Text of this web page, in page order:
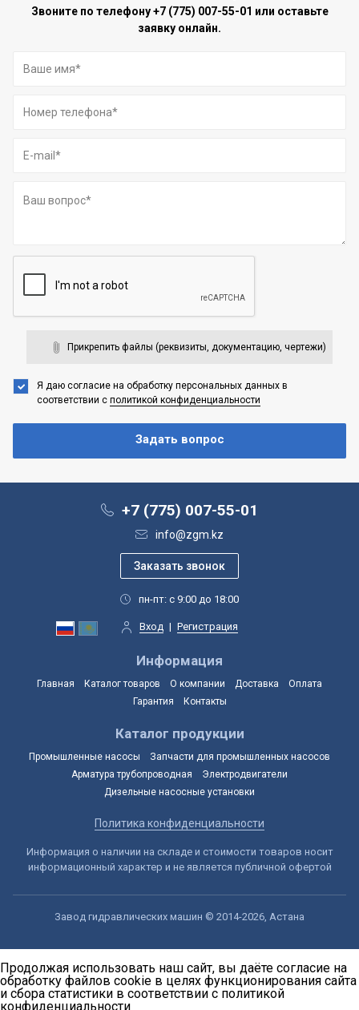
Звоните по телефону+7 (775) 007-55-01 или оставьте
заявку онлайн.
Прикрепить файлы (реквизиты, документацию, чертежи)
Я даю согласие на обработку персональных данных в
соответствии с политикой конфиденциальности
+7 (775) 007-55-01
info@zgm.kz
пн-пт: с 9:00 до 18:00
Вход | Регистрация
Информация
Главная Каталог товаров О компании Доставка
Оплата
Гарантия
Контакты
Каталог продукции
Промышленные насосы
Запчасти для промышленных насосов
Арматура трубопроводная
Электродвигатели
Дизельные насосные установки
Политика конфиденциальности
Информация о наличии на складе и стоимости товаров носит
информационный характер и не является публичной офертой
Завод гидравлических машин © 2014-2026, Астана
Продолжая использовать наш сайт, вы даёте согласие на
обработку файлов cookie в целях функционирования сайта
и сбора статистики в соответствии с политикой
конфиденциальности